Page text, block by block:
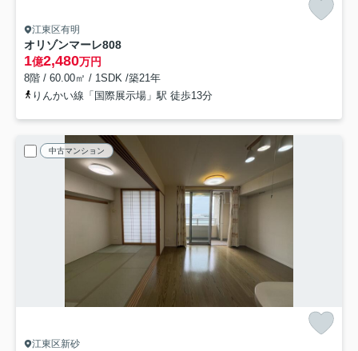
江東区有明
オリゾンマーレ808
1億2,480万円
8階 / 60.00㎡ / 1SDK /築21年
りんかい線「国際展示場」駅 徒歩13分
中古マンション
江東区新砂